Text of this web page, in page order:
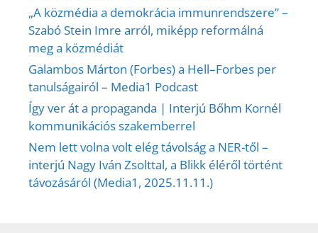
„A közmédia a demokrácia immunrendszere” –
Szabó Stein Imre arról, miképp reformálná
meg a közmédiát
Galambos Márton (Forbes) a Hell–Forbes per
tanulságairól – Media1 Podcast
Így ver át a propaganda | Interjú Bőhm Kornél
kommunikációs szakemberrel
Nem lett volna volt elég távolság a NER-től –
interjú Nagy Iván Zsolttal, a Blikk éléről történt
távozásáról (Media1, 2025.11.11.)